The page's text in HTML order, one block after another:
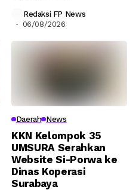
Redaksi FP News
06/08/2026
Daerah News
KKN Kelompok 35
UMSURA Serahkan
Website Si-Porwa ke
Dinas Koperasi
Surabaya